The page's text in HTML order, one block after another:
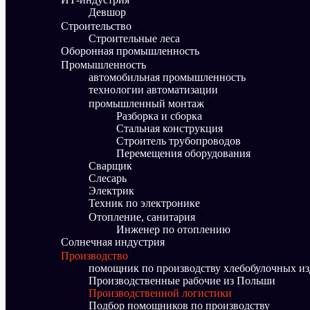
Девшор
Строительство
Строительные леса
Оборонная промышленность
Промышленность
автомобильная промышленность
технологии автоматизации
промышленный монтаж
Разборка и сборка
Стальная конструкция
Строитель трубопроводов
Перемещения оборудования
Сварщик
Слесарь
Электрик
Техник по электронике
Отопление, санитария
Инженер по отоплению
Солнечная индустрия
Производство
помощник по производству хлебобулочных
Производственные рабочие из Польши
Производственной логистики
Подбор помощников по производству